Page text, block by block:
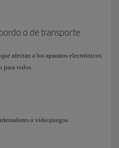
o de transporte
que afectan a los aparatos electrónicos
para todos.
o videojuegos.